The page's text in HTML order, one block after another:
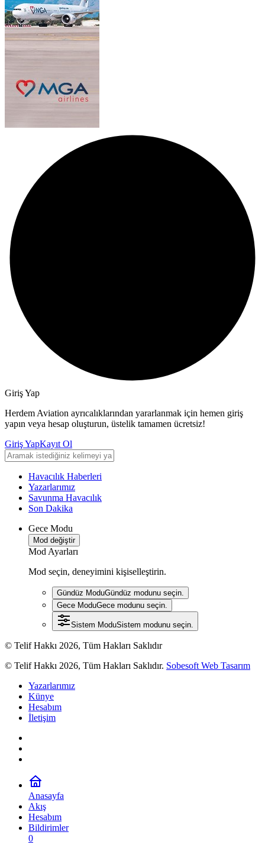
Giriş Yap
Herdem Aviation ayrıcalıklarından yararlanmak için hemen giriş
yapın veya hesap oluşturun, üstelik tamamen ücretsiz!
Giriş YapKayıt Ol
Havacılık Haberleri
Yazarlarımız
Savunma Havacılık
Son Dakika
Gece Modu
Mod değiştir
Mod Ayarları
Mod seçin, deneyimini kişiselleştirin.
Gündüz ModuGündüz modunu seçin.
Gece ModuGece modunu seçin.
Sistem ModuSistem modunu seçin.
© Telif Hakkı 2026, Tüm Hakları Saklıdır
© Telif Hakkı 2026, Tüm Hakları Saklıdır. Sobesoft Web Tasarım
Yazarlarımız
Künye
Hesabım
İletişim
Anasayfa
Akış
Hesabım
Bildirimler
0